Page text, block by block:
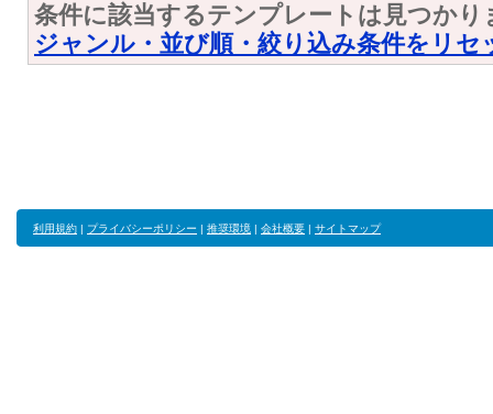
条件に該当するテンプレートは見つかり
ジャンル・並び順・絞り込み条件をリセ
利用規約 | プライバシーポリシー | 推奨環境 | 会社概要 | サイトマップ